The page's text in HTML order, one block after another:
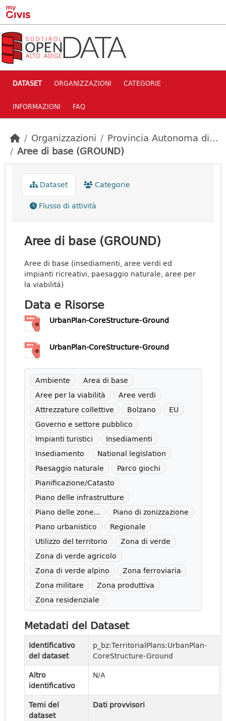
Skip to main content
DATASET ORGANIZZAZIONI CATEGORIE
INFORMAZIONI FAQ
Organizzazioni
Provincia Autonoma di...
Aree di base (GROUND)
Dataset
Categorie
Flusso di attività
Aree di base (GROUND)
Aree di base (insediamenti, aree verdi ed
impianti ricreativi, paesaggio naturale, aree per
la viabilitá)
Data e Risorse
UrbanPlan-CoreStructure-Ground
UrbanPlan-CoreStructure-Ground
Ambiente
Area di base
Aree per la viabilità
Aree verdi
Attrezzature collettive
Bolzano
EU
Governo e settore pubblico
Impianti turistici
Insediamenti
Insediamento
National legislation
Paesaggio naturale
Parco giochi
Pianificazione/Catasto
Piano delle infrastrutture
Piano delle zone...
Piano di zonizzazione
Piano urbanistico
Regionale
Utilizzo del territorio
Zona di verde
Zona di verde agricolo
Zona di verde alpino
Zona ferroviaria
Zona militare
Zona produttiva
Zona residenziale
Metadati del Dataset
Identificativo
del dataset
p_bz:TerritorialPlans:UrbanPlan-
CoreStructure-Ground
Altro
identificativo
N/A
Temi del
dataset
Dati provvisori